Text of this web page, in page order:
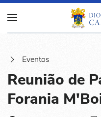
Eventos
Reunião de
Forania